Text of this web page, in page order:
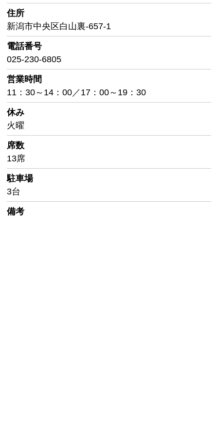
住所
新潟市中央区白山裏-657-1
電話番号
025-230-6805
営業時間
11：30～14：00／17：00～19：30
休み
火曜
席数
13席
駐車場
3台
備考